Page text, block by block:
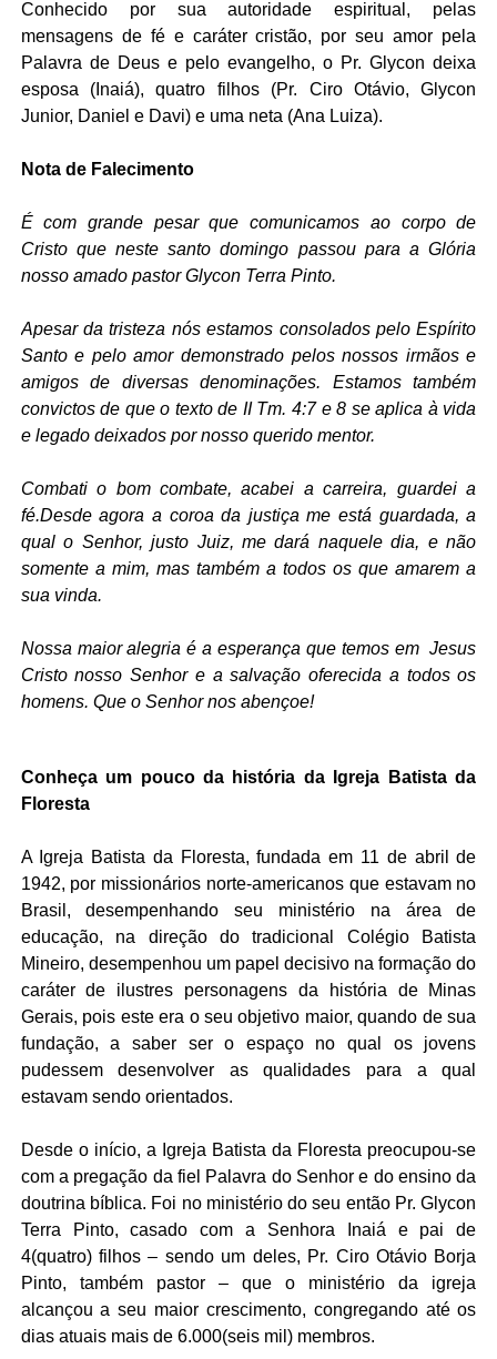
Conhecido por sua autoridade espiritual, pelas
mensagens de fé e caráter cristão, por seu amor pela
Palavra de Deus e pelo evangelho, o Pr. Glycon deixa
esposa (Inaiá), quatro filhos (Pr. Ciro Otávio, Glycon
Junior, Daniel e Davi) e uma neta (Ana Luiza).
Nota de Falecimento
É com grande pesar que comunicamos ao corpo de
Cristo que neste santo domingo passou para a Glória
nosso amado pastor Glycon Terra Pinto.
Apesar da tristeza nós estamos consolados pelo Espírito
Santo e pelo amor demonstrado pelos nossos irmãos e
amigos de diversas denominações. Estamos também
convictos de que o texto de II Tm. 4:7 e 8 se aplica à vida
e legado deixados por nosso querido mentor.
Combati o bom combate, acabei a carreira, guardei a
fé.Desde agora a coroa da justiça me está guardada, a
qual o Senhor, justo Juiz, me dará naquele dia, e não
somente a mim, mas também a todos os que amarem a
sua vinda.
Nossa maior alegria é a esperança que temos em Jesus
Cristo nosso Senhor e a salvação oferecida a todos os
homens. Que o Senhor nos abençoe!
Conheça um pouco da história da Igreja Batista da
Floresta
A Igreja Batista da Floresta, fundada em 11 de abril de
1942, por missionários norte-americanos que estavam no
Brasil, desempenhando seu ministério na área de
educação, na direção do tradicional Colégio Batista
Mineiro, desempenhou um papel decisivo na formação do
caráter de ilustres personagens da história de Minas
Gerais, pois este era o seu objetivo maior, quando de sua
fundação, a saber ser o espaço no qual os jovens
pudessem desenvolver as qualidades para a qual
estavam sendo orientados.
Desde o início, a Igreja Batista da Floresta preocupou-se
com a pregação da fiel Palavra do Senhor e do ensino da
doutrina bíblica. Foi no ministério do seu então Pr. Glycon
Terra Pinto, casado com a Senhora Inaiá e pai de
4(quatro) filhos – sendo um deles, Pr. Ciro Otávio Borja
Pinto, também pastor – que o ministério da igreja
alcançou a seu maior crescimento, congregando até os
dias atuais mais de 6.000(seis mil) membros.